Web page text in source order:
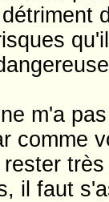
m'a
comme
il faut